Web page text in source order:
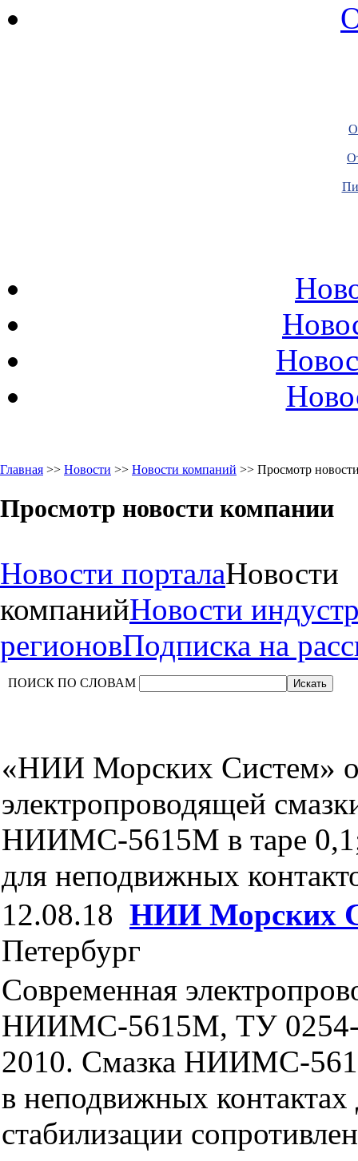
Главная >> Новости >> Новости компаний >> Просмотр
Просмотр новости компании
Новости порталаНовости
компанийНовости
регионовПодписка на
ПОИСК ПО СЛОВАМ
«НИИ Морских Систем»
электропроводящей
НИИМС-5615М в таре
для неподвижных
12.08.18 НИИ Морских
Петербург
Современная
НИИМС-5615М, ТУ 0254-
2010. Смазка НИИМС-
в неподвижных
стабилизации